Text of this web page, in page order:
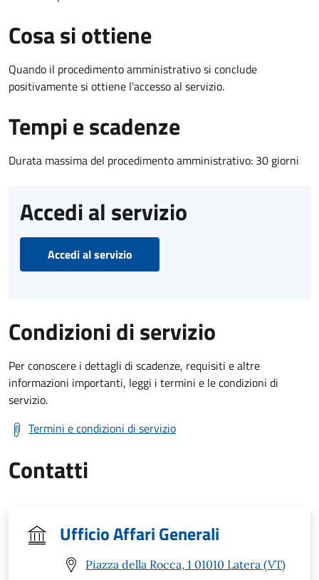
Cosa si ottiene
Quando il procedimento amministrativo si conclude
positivamente si ottiene l'accesso al servizio.
Tempi e scadenze
Durata massima del procedimento amministrativo: 30 giorni
Accedi al servizio
Accedi al servizio
Condizioni di servizio
Per conoscere i dettagli di scadenze, requisiti e altre
informazioni importanti, leggi i termini e le condizioni di
servizio.
Termini e condizioni di servizio
Contatti
Ufficio Affari Generali
Piazza della Rocca, 1 01010 Latera (VT)